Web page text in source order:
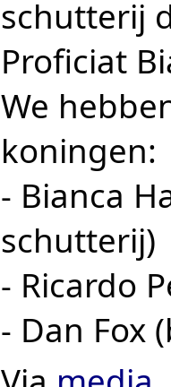
schutterij
Proficiat
We
koningen:
- Bianca
schutterij)
- Ricardo
- Dan Fox